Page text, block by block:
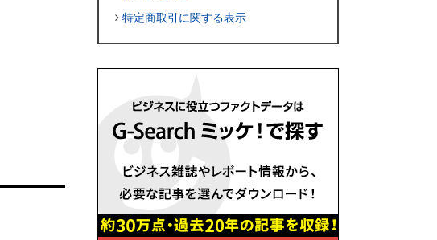
特定商取引に関する表示